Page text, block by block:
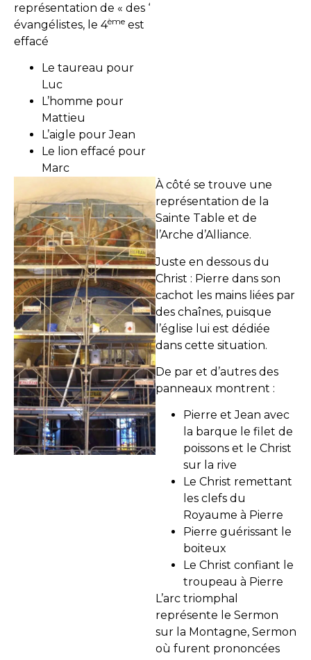
représentation de « des ‘
évangélistes, le 4ème est
effacé
Le taureau pour
Luc
L’homme pour
Mattieu
L’aigle pour Jean
Le lion effacé pour
Marc
À côté se trouve une
représentation de la
Sainte Table et de
l’Arche d’Alliance.
Juste en dessous du
Christ : Pierre dans son
cachot les mains liées par
des chaînes, puisque
l’église lui est dédiée
dans cette situation.
De par et d’autres des
panneaux montrent :
Pierre et Jean avec
la barque le filet de
poissons et le Christ
sur la rive
Le Christ remettant
les clefs du
Royaume à Pierre
Pierre guérissant le
boiteux
Le Christ confiant le
troupeau à Pierre
L’arc triomphal
représente le Sermon
sur la Montagne, Sermon
où furent prononcées